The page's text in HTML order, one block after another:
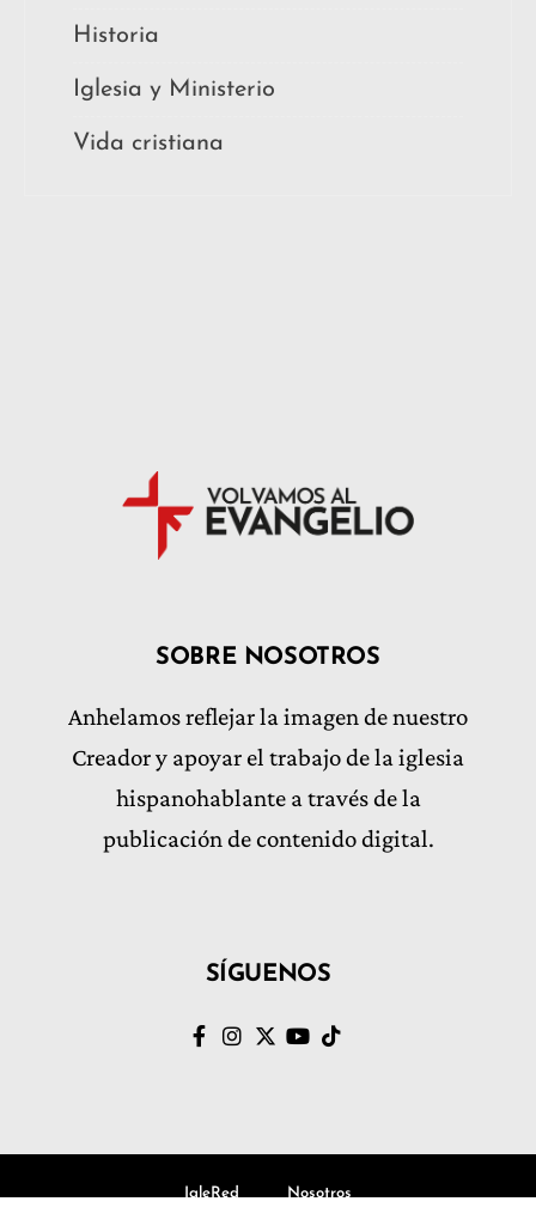
Historia
Iglesia y Ministerio
Vida cristiana
SOBRE NOSOTROS
Anhelamos reflejar la imagen de nuestro
Creador y apoyar el trabajo de la iglesia
hispanohablante a través de la
publicación de contenido digital.
SÍGUENOS
IgleRed Nosotros